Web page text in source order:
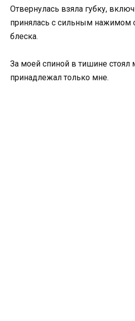
Отвернулась взяла губку,
принялась с сильным нажимом
блеска.
За моей спиной в тишине
принадлежал только мне.